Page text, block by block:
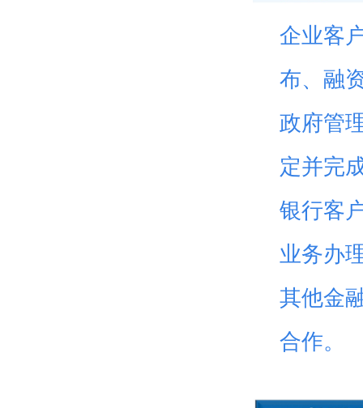
企业客
布、融
政府管
定并完
银行客
业务办
其他金
合作。